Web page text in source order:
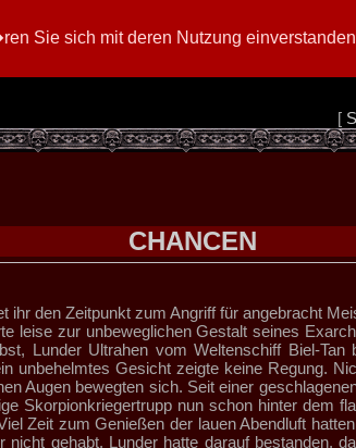
Sie sich mit deren Nutzung
[
CHANCEN
ihr den Zeitpunkt zum Angriff für angebracht
leise zur unbeweglichen Gestalt seines
Lunder Ultrahen vom Weltenschiff Biel-Tan
unbehelmtes Gesicht zeigte keine Regung.
Augen bewegten sich. Seit einer
Skorpionkriegertrupp nun schon hinter dem
Zeit zum Genießen der lauen Abendluft
nicht gehabt. Lunder hatte darauf bestanden,